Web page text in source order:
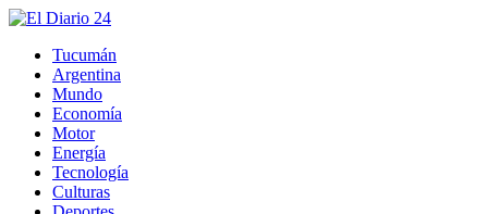
Tucumán
Argentina
Mundo
Economía
Motor
Energía
Tecnología
Culturas